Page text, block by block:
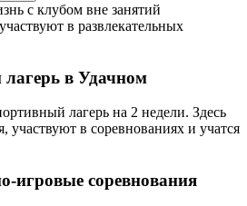
с клубом вне занятий
в развлекательных
в Удачном
лагерь на 2 недели. Здесь
участвуют в соревнованиях и учатся
игровые соревнования